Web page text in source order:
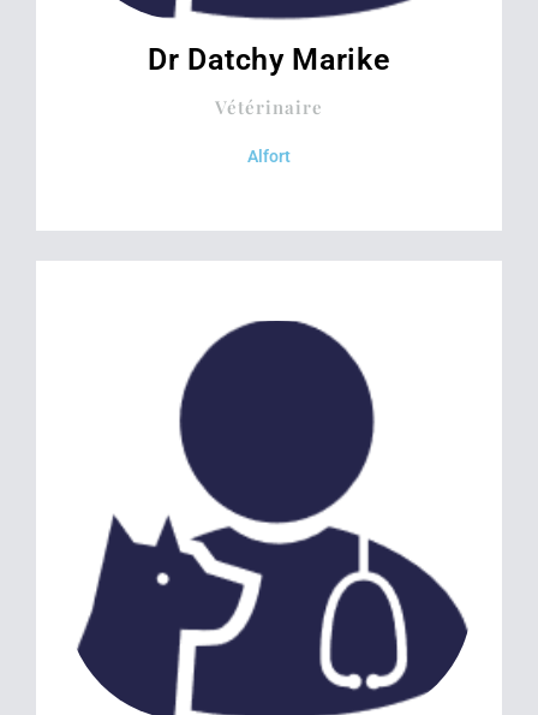
Dr Datchy Marike
Vétérinaire
Alfort